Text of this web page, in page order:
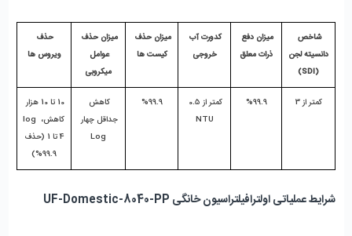
(SDI)
ذرات معلق
خروجی
کیست ها
میکروبی
ویروس ها
کمتر از 3 %99.9
NTU
%99.9
Log
کاهش، log
99.9%)
شرایط عملیاتی اولترافیلتراسیون خانگی UF-Domestic-8040-PP